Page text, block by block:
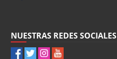
NUESTRAS REDES SOCIALES